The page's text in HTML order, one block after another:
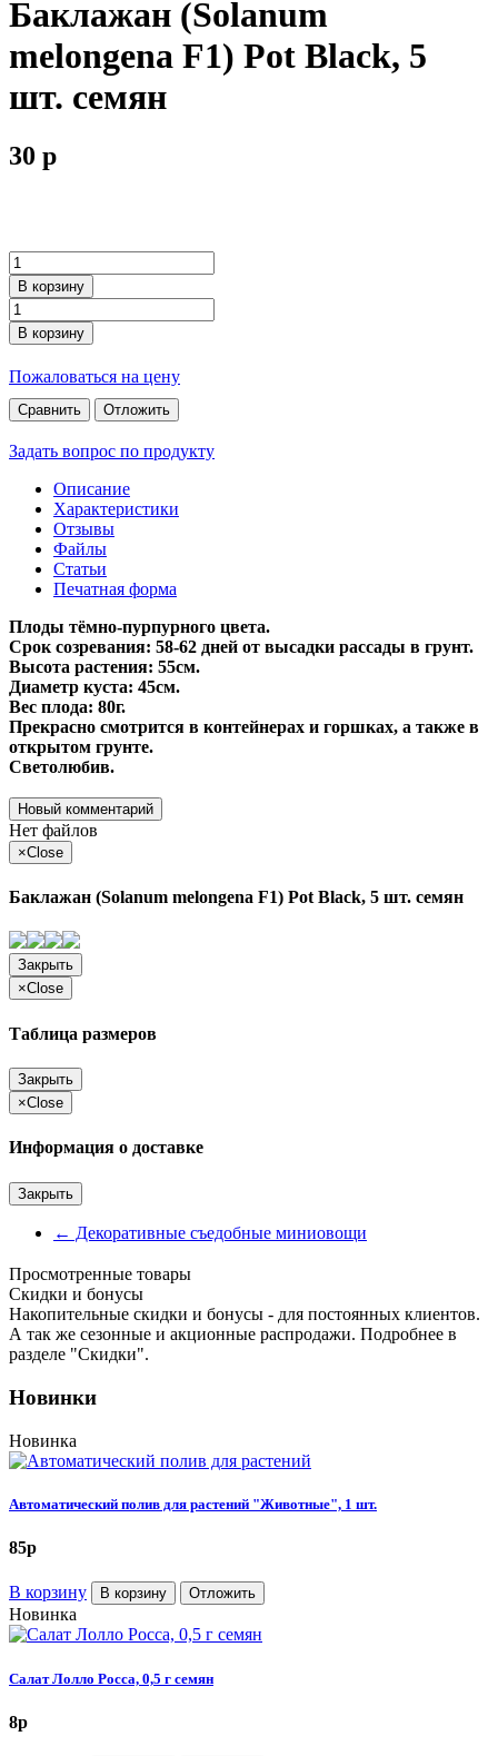
Баклажан (Solanum
melongena F1) Pot Black, 5
шт. семян
30 p
В корзину
В корзину
Пожаловаться на цену
Сравнить Отложить
Задать вопрос по продукту
Описание
Характеристики
Отзывы
Файлы
Статьи
Печатная форма
Плоды тёмно-пурпурного цвета.
Срок созревания: 58-62 дней от высадки рассады в грунт.
Высота растения: 55см.
Диаметр куста: 45см.
Вес плода: 80г.
Прекрасно смотрится в контейнерах и горшках, а также в
открытом грунте.
Светолюбив.
Новый комментарий
Нет файлов
×Close
Баклажан (Solanum melongena F1) Pot Black, 5 шт. семян
Закрыть
×Close
Таблица размеров
Закрыть
×Close
Информация о доставке
Закрыть
← Декоративные съедобные миниовощи
Просмотренные товары
Cкидки и бонусы
Накопительные скидки и бонусы - для постоянных клиентов.
А так же сезонные и акционные распродажи. Подробнее в
разделе "Скидки".
Новинки
Новинка
Автоматический полив для растений "Животные", 1 шт.
85p
В корзину В корзину Отложить
Новинка
Салат Лолло Росса, 0,5 г семян
8p